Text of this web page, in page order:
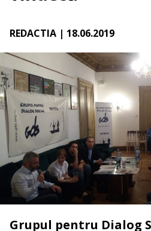
REDACTIA | 18.06.2019
Grupul pentru Dialog